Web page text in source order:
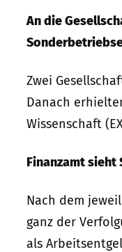
An die
Zwei
Danach
Wissenschaft
Finanzamt
Nach dem
ganz der
als